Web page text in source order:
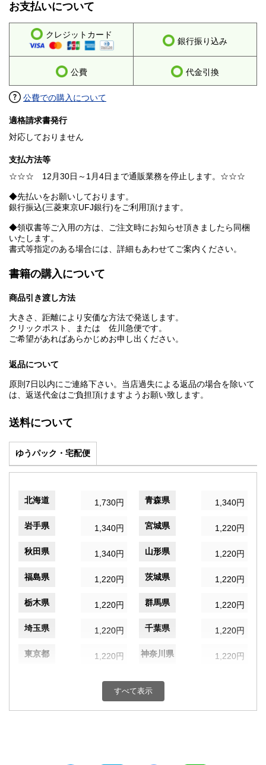
お支払いについて
クレジットカード
銀行振り込み
公費 代金引換
公費での購入について
適格請求書発行
対応しておりません
支払方法等
☆☆☆ 12月30日～1月4日まで通販業務を停止します。☆☆☆
◆先払いをお願いしております。
銀行振込(三菱東京UFJ銀行)をご利用頂けます。
◆領収書等ご入用の方は、ご注文時にお知らせ頂きましたら同梱
いたします。
書式等指定のある場合には、詳細もあわせてご案内ください。
書籍の購入について
商品引き渡し方法
大きさ、距離により安価な方法で発送します。
クリックポスト、または 佐川急便です。
ご希望があればあらかじめお申し出ください。
返品について
原則7日以内にご連絡下さい。当店過失による返品の場合を除いて
は、返送代金はご負担頂けますようお願い致します。
送料について
ゆうパック・宅配便
北海道 1,730円 青森県 1,340円
岩手県 1,340円 宮城県 1,220円
秋田県 1,340円 山形県 1,220円
福島県 1,220円 茨城県 1,220円
栃木県 1,220円 群馬県 1,220円
埼玉県 1,220円 千葉県 1,220円
東京都 1,220円 神奈川県 1,220円
1,220円 富山県
すべて表示